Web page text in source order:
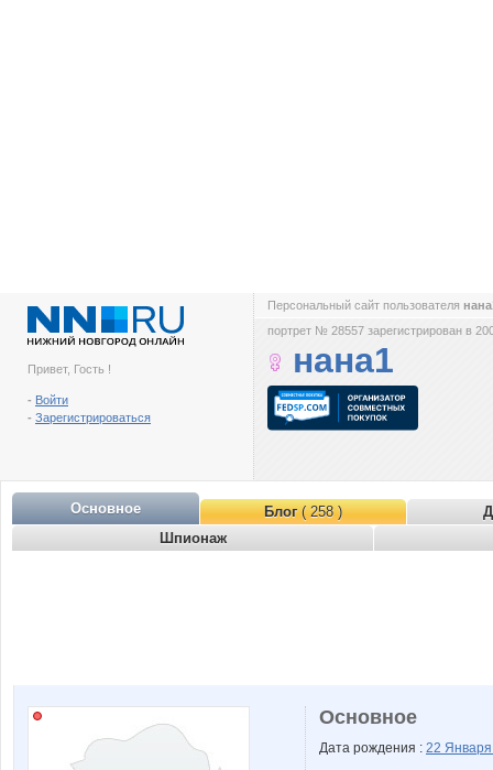
Привет, Гость !
- Войти
- Зарегистрироваться
Персональный сайт пользователя
портрет № 28557 зарегистрирован в
нана1
Основное Блог( 258 )
Шпионаж
Основное
Дата рождения : 22